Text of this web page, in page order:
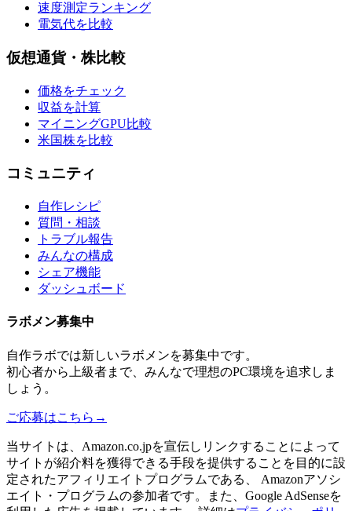
速度測定ランキング
電気代を比較
仮想通貨・株比較
価格をチェック
収益を計算
マイニングGPU比較
米国株を比較
コミュニティ
自作レシピ
質問・相談
トラブル報告
みんなの構成
シェア機能
ダッシュボード
ラボメン募集中
自作ラボでは新しいラボメンを募集中です。
初心者から上級者まで、みんなで理想のPC環境を追求しま
しょう。
ご応募はこちら →
当サイトは、Amazon.co.jpを宣伝しリンクすることによって
サイトが紹介料を獲得できる手段を提供することを目的に設
定されたアフィリエイトプログラムである、 Amazonアソシ
エイト・プログラムの参加者です。また、Google AdSenseを